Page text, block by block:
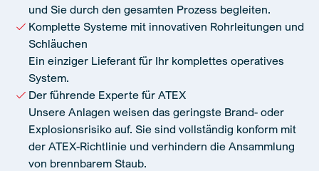
und Sie durch den gesamten Prozess begleiten.
Komplette Systeme mit innovativen Rohrleitungen und
Schläuchen
Ein einziger Lieferant für Ihr komplettes operatives
System.
Der führende Experte für ATEX
Unsere Anlagen weisen das geringste Brand- oder
Explosionsrisiko auf. Sie sind vollständig konform mit
der ATEX-Richtlinie und verhindern die Ansammlung
von brennbarem Staub.